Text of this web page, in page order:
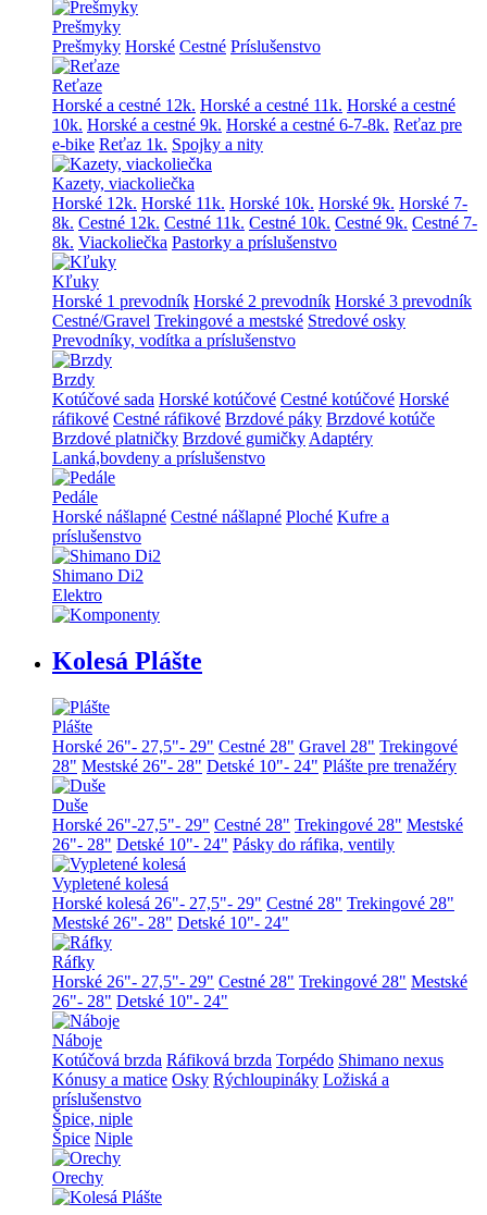
Prešmyky
Prešmyky Horské Cestné Príslušenstvo
Reťaze
Horské a cestné 12k. Horské a cestné 11k. Horské a cestné
10k. Horské a cestné 9k. Horské a cestné 6-7-8k. Reťaz pre
e-bike Reťaz 1k. Spojky a nity
Kazety, viackoliečka
Horské 12k. Horské 11k. Horské 10k. Horské 9k. Horské 7-
8k. Cestné 12k. Cestné 11k. Cestné 10k. Cestné 9k. Cestné 7-
8k. Viackoliečka Pastorky a príslušenstvo
Kľuky
Horské 1 prevodník Horské 2 prevodník Horské 3 prevodník
Cestné/Gravel Trekingové a mestské Stredové osky
Prevodníky, vodítka a príslušenstvo
Brzdy
Kotúčové sada Horské kotúčové Cestné kotúčové Horské
ráfikové Cestné ráfikové Brzdové páky Brzdové kotúče
Brzdové platničky Brzdové gumičkyAdaptéry
Lanká,bovdeny a príslušenstvo
Pedále
Horské nášlapné Cestné nášlapné Ploché Kufre a
príslušenstvo
Shimano Di2
Elektro
Kolesá Plášte
Plášte
Horské 26"- 27,5"- 29" Cestné 28" Gravel 28" Trekingové
28" Mestské 26"- 28" Detské 10"- 24" Plášte pre trenažéry
Duše
Horské 26"-27,5"- 29" Cestné 28" Trekingové 28" Mestské
26"- 28" Detské 10"- 24" Pásky do ráfika, ventily
Vypletené kolesá
Horské kolesá 26"- 27,5"- 29" Cestné 28" Trekingové 28"
Mestské 26"- 28" Detské 10"- 24"
Ráfky
Horské 26"- 27,5"- 29" Cestné 28" Trekingové 28" Mestské
26"- 28" Detské 10"- 24"
Náboje
Kotúčová brzda Ráfiková brzda Torpédo Shimano nexus
Kónusy a matice Osky Rýchloupináky Ložiská a
príslušenstvo
Špice, niple
Špice Niple
Orechy